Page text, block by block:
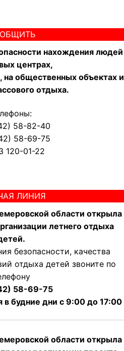
нахождения людей
центрах,
общественных объектах и
отдыха.
58-82-40
58-69-75
120-01-22
ЛИНИЯ
области открыла
летнего отдыха
безопасности, качества
отдыха детей звоните по
58-69-75
в будние дни с 9:00 до 17:00
области открыла